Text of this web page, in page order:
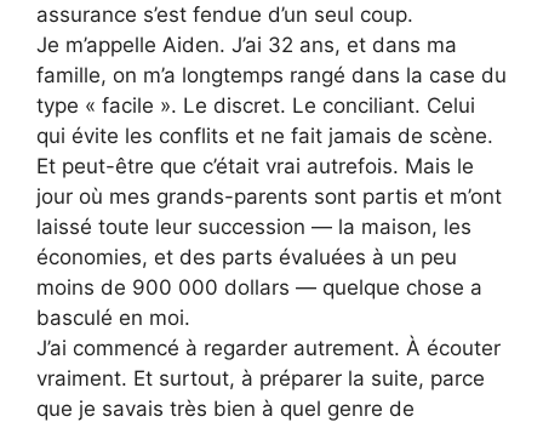
assurance s’est fendue d’un seul coup.
Je m’appelle Aiden. J’ai 32 ans, et dans ma
famille, on m’a longtemps rangé dans la case du
type « facile ». Le discret. Le conciliant. Celui
qui évite les conflits et ne fait jamais de scène.
Et peut-être que c’était vrai autrefois. Mais le
jour où mes grands-parents sont partis et m’ont
laissé toute leur succession — la maison, les
économies, et des parts évaluées à un peu
moins de 900 000 dollars — quelque chose a
basculé en moi.
J’ai commencé à regarder autrement. À écouter
vraiment. Et surtout, à préparer la suite, parce
que je savais très bien à quel genre de